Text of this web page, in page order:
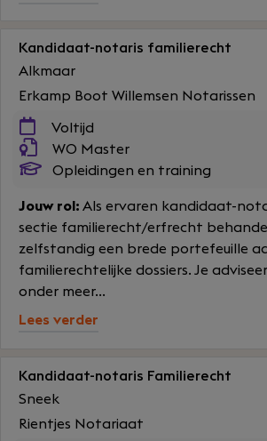
Kandidaat-notaris familierecht
Alkmaar
Erkamp Boot Willemsen Notarissen
Voltijd
WO Master
Opleidingen en training
Jouw rol: Als ervaren kandidaat-
sectie familierecht/erfrecht
zelfstandig een brede portefeuille
familierechtelijke dossiers. Je
onder meer...
Lees verder
Kandidaat-notaris Familierecht
Sneek
Rientjes Notariaat